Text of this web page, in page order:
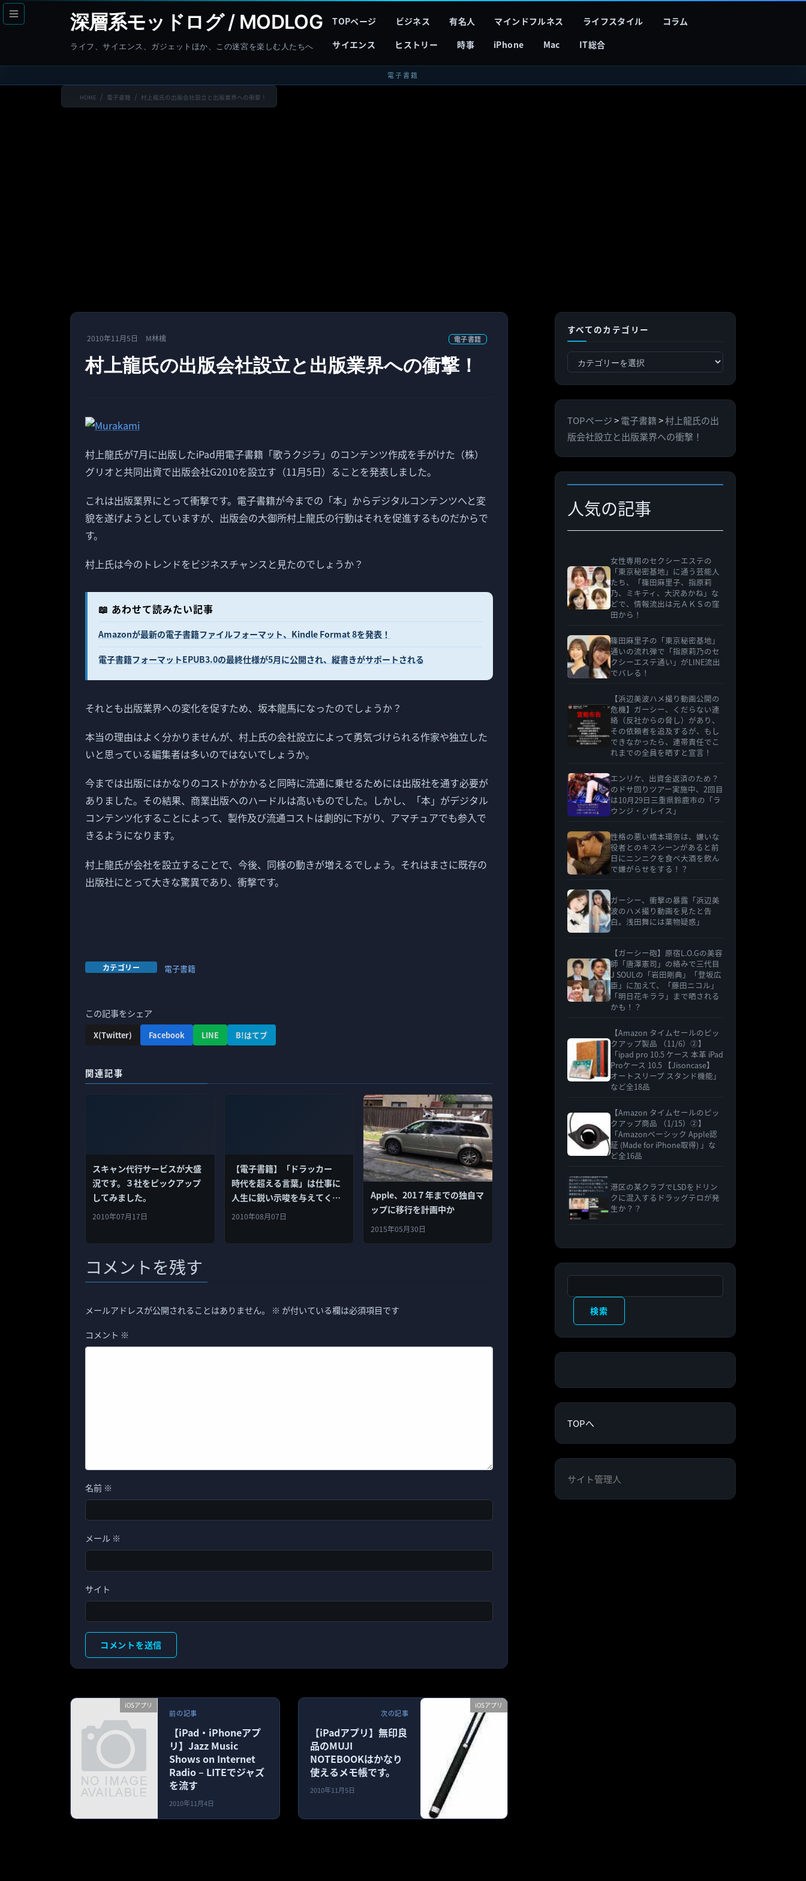
コ
ン
へ
ナ
ビ
ョ
深層系モッドログ / MODLOG
ライフ、サイエンス、ガジェットほか、この迷宮を楽しむ人たちへ
TOPページ ビジネス 有名人 マインドフルネス ライフスタイル
コラム
サイエンス
ヒストリー 時事 iPhone Mac IT総合
電子書籍
HOME 電子書籍 村上龍氏の出版会社設立と出版業界への衝撃！
2010年11月5日 M林檎 電子書籍
村上龍氏の出版会社設立と出版業界への衝撃！
村上龍氏が7月に出版したiPad用電子書籍「歌うクジラ」のコンテンツ作成を手がけた（株）
グリオと共同出資で出版会社G2010を設立す（11月5日）ることを発表しました。
これは出版業界にとって衝撃です。電子書籍が今までの「本」からデジタルコンテンツへと変
貌を遂げようとしていますが、出版会の大御所村上龍氏の行動はそれを促進するものだからで
す。
村上氏は今のトレンドをビジネスチャンスと見たのでしょうか？
📖 あわせて読みたい記事
Amazonが最新の電子書籍ファイルフォーマット、Kindle Format 8を発表！
電子書籍フォーマットEPUB3.0の最終仕様が5月に公開され、縦書きがサポートされる
それとも出版業界への変化を促すため、坂本龍馬になったのでしょうか？
本当の理由はよく分かりませんが、村上氏の会社設立によって勇気づけられる作家や独立した
いと思っている編集者は多いのではないでしょうか。
今までは出版にはかなりのコストがかかると同時に流通に乗せるためには出版社を通す必要が
ありました。その結果、商業出版へのハードルは高いものでした。しかし、「本」がデジタル
コンテンツ化することによって、製作及び流通コストは劇的に下がり、アマチュアでも参入で
きるようになります。
村上龍氏が会社を設立することで、今後、同様の動きが増えるでしょう。それはまさに既存の
出版社にとって大きな驚異であり、衝撃です。
カテゴリー 電子書籍
この記事をシェア
X(Twitter) Facebook LINE B!はてブ
関連記事
スキャン代行サービスが大盛
況です。３社をピックアップ
してみました。
2010年07月17日
【電子書籍】「ドラッカー
時代を超える言葉」は仕事に
人生に鋭い示唆を与えてくれ
る。
2010年08月07日
Apple、201７年までの独自マ
ップに移行を計画中か
2015年05月30日
コメントを残す
メールアドレスが公開されることはありません。 ※ が付いている欄は必須項目です
コメント ※
名前 ※
メール ※
サイト
iOSアプリ
前の記事
【iPad・iPhoneアプ
リ】Jazz Music
Shows on Internet
Radio – LITEでジャズ
を流す
2010年11月4日
iOSアプリ
次の記事
【iPadアプリ】無印良
品のMUJI
NOTEBOOKはかなり
使えるメモ帳です。
2010年11月5日
すべてのカテゴリー
べ
カ
テ
ゴ
リ
ー
TOPページ>電子書籍>村上龍氏の出
版会社設立と出版業界への衝撃！
人気の記事
女性専用のセクシーエステの
「東京秘密基地」に通う芸能人
たち、「篠田麻里子、指原莉
乃、ミキティ、大沢あかね」な
どで、情報流出は元ＡＫＳの窪
田から！
篠田麻里子の「東京秘密基地」
通いの流れ弾で「指原莉乃のセ
クシーエステ通い」がLINE流出
でバレる！
【浜辺美波ハメ撮り動画公開の
危機】ガーシー、くだらない連
絡（反社からの脅し）があり、
その依頼者を追及するが、もし
できなかったら、連帯責任でこ
れまでの全員を晒すと宣言！
エンリケ、出資金返済のため？
のドサ回りツアー実施中、2回目
は10月29日三重県鈴鹿市の「ラ
ウンジ・グレイス」
性格の悪い橋本環奈は、嫌いな
役者とのキスシーンがあると前
日にニンニクを食べ大酒を飲ん
で嫌がらせをする！？
ガーシー、衝撃の暴露「浜辺美
波のハメ撮り動画を見たと告
白。浅田舞には薬物疑惑」
【ガーシー砲】原宿L.O.Gの美容
師「唐澤憲司」の絡みで三代目
J SOULの「岩田剛典」「登坂広
臣」に加えて、「藤田ニコル」
「明日花キララ」まで晒される
かも！？
【Amazon タイムセールのピッ
クアップ製品 （11/6）②】
「ipad pro 10.5 ケース 本革 iPad
Proケース 10.5 【Jisoncase】
オートスリープ スタンド機能」
など全18品
【Amazon タイムセールのピッ
クアップ商品 （1/15）②】
「Amazonベーシック Apple認
証 (Made for iPhone取得) 」な
ど全16品
港区の某クラブでLSDをドリン
クに混入するドラッグテロが発
生か？？
検索
TOPへ
サイト管理人